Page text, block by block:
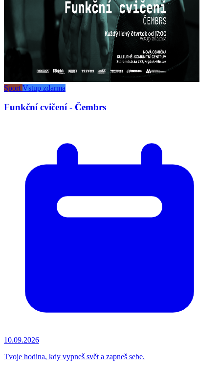
Sport Vstup zdarma
Funkční cvičení - Čembrs
10.09.2026
Tvoje hodina, kdy vypneš svět a zapneš sebe.